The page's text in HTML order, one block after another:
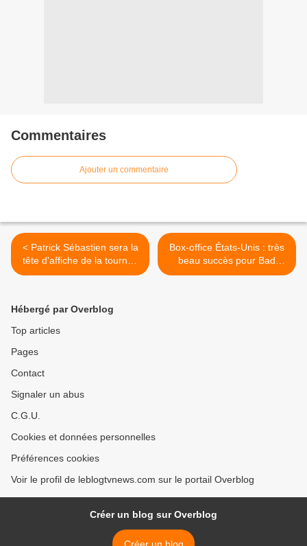
Commentaires
Ajouter un commentaire
< Patrick Sébastien sera la
tête d'affiche de la tournée
estivale gratuite Var Matin -
Box-office États-Unis : très
beau succès pour Bad
Boys, désillusion pour
Hébergé par Overblog
Top articles
Pages
Contact
Signaler un abus
C.G.U.
Cookies et données personnelles
Préférences cookies
Voir le profil de leblogtvnews.com sur le portail Overblog
Créer un blog sur Overblog